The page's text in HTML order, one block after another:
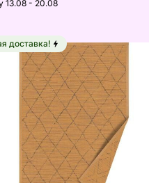
13.08 - 20.08
smartWeave® ковер
Найдите
доставка!